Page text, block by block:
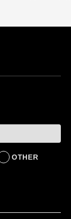
OTHER